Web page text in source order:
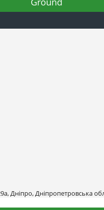
Дніпро, Дніпропетровська